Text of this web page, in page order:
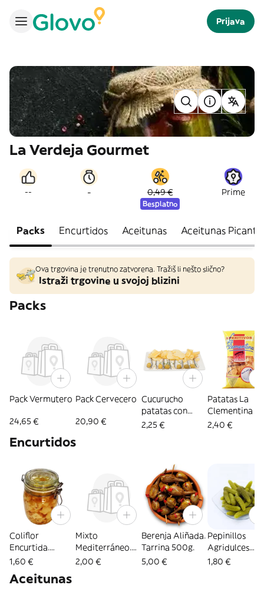
Prijava
La Verdeja Gourmet
-- - 0,49 €
Besplatno
Prime
Packs Encurtidos Aceitunas Aceitunas
Ova trgovina je trenutno zatvorena. Tražiš li nešto slično?
Istraži trgovine u svojoj blizini
Packs
Pack Vermutero
24,65 €
Pack Cervecero
20,90 €
Cucurucho
patatas con
boquerones
2,25 €
Patatas La
Clementina
2,40 €
Encurtidos
Coliflor
Encurtida.
Tarrina 250g
1,60 €
Mixto
Mediterráneo.
Tarrina 250g.
2,00 €
Berenja Aliñada.
Tarrina 500g.
5,00 €
Pepinillos
Agridulces
Tarrina 250
1,80 €
Aceitunas